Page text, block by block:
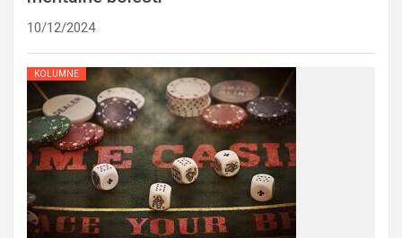
10/12/2024
KOLUMNE